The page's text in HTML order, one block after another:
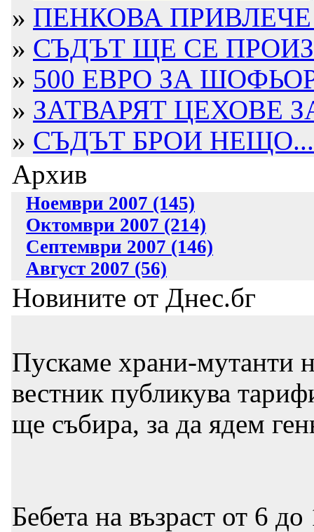
» ПЕНКОВА
» СЪДЪТ ЩЕ СЕ
» 500 ЕВРО ЗА
» ЗАТВАРЯТ ЦЕХОВЕ
» СЪДЪТ БРОИ НЕЩО...
Архив
Ноември 2007 (145)
Октомври 2007 (214)
Септември 2007 (146)
Август 2007 (56)
Новините от Днес.бг
Пускаме храни-мутанти
вестник публикува
ще събира, за да ядем
Бебета на възраст от 6